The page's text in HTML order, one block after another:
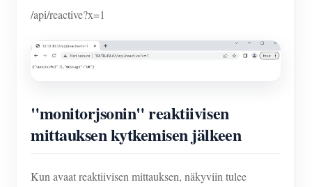
/api/reactive?x=1
"monitorjsonin" reaktiivisen
mittauksen kytkemisen jälkeen
Kun avaat reaktiivisen mittauksen, näkyviin tulee